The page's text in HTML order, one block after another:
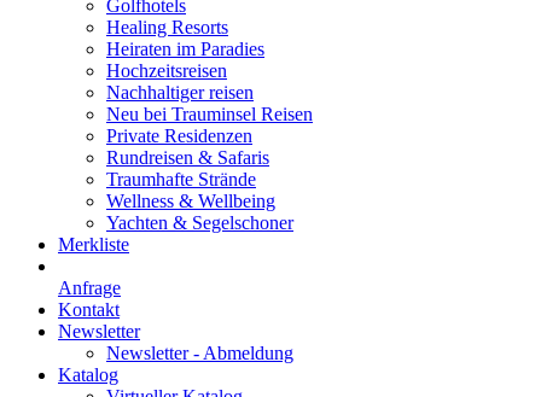
Golfhotels
Healing Resorts
Heiraten im Paradies
Hochzeitsreisen
Nachhaltiger reisen
Neu bei Trauminsel Reisen
Private Residenzen
Rundreisen & Safaris
Traumhafte Strände
Wellness & Wellbeing
Yachten & Segelschoner
Merkliste
Anfrage
Kontakt
Newsletter
Newsletter - Abmeldung
Katalog